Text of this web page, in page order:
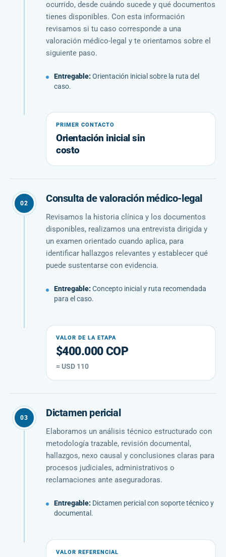
ocurrido, desde cuándo sucede y qué documentos
tienes disponibles. Con esta información
revisamos si tu caso corresponde a una
valoración médico-legal y te orientamos sobre el
siguiente paso.
Entregable:Orientación inicial sobre la ruta del
caso.
PRIMER CONTACTO
Orientación inicial sin
costo
02 Consulta de valoración médico-legal
Revisamos la historia clínica y los documentos
disponibles, realizamos una entrevista dirigida y
un examen orientado cuando aplica, para
identificar hallazgos relevantes y establecer qué
puede sustentarse con evidencia.
Entregable:Concepto inicial y ruta recomendada
para el caso.
VALOR DE LA ETAPA
$400.000 COP
≈ USD 110
03 Dictamen pericial
Elaboramos un análisis técnico estructurado con
metodología trazable, revisión documental,
hallazgos, nexo causal y conclusiones claras para
procesos judiciales, administrativos o
reclamaciones ante aseguradoras.
Entregable: Dictamen pericial con soporte técnico y
documental.
VALOR REFERENCIAL